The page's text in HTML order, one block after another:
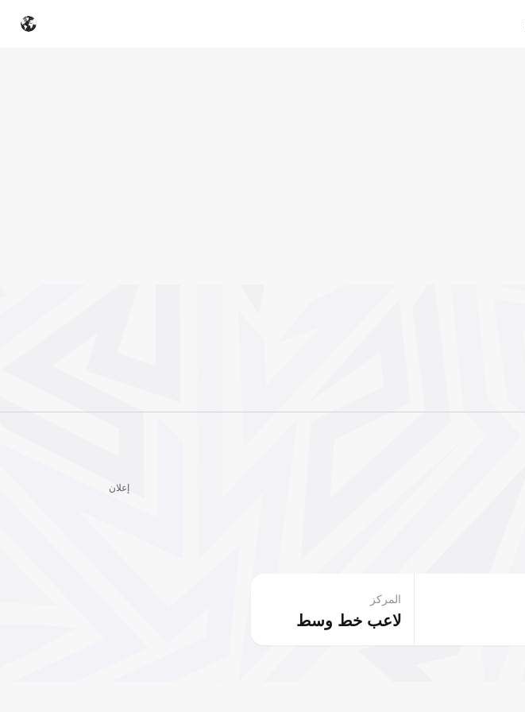
لاعب خط وسط
المركز
إعلان